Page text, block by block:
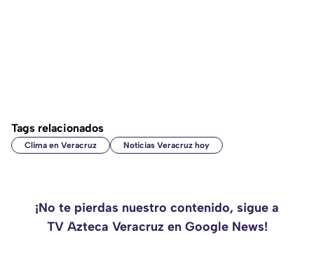
Tags relacionados
Clima en Veracruz Noticias Veracruz hoy
¡No te pierdas nuestro contenido, sigue a
TV Azteca Veracruz en Google News!